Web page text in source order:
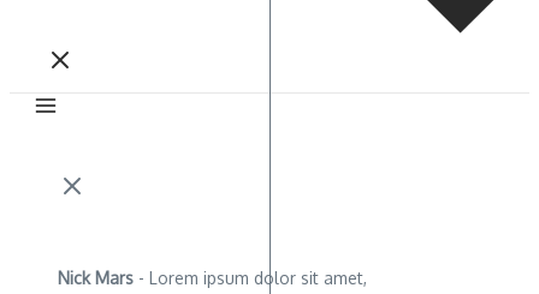
Nick Mars - Lorem ipsum dolor sit amet,